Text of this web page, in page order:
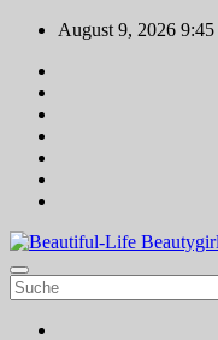
Zum
springen
August 9, 2026 9:45
Beautiful-Life Beautygirls